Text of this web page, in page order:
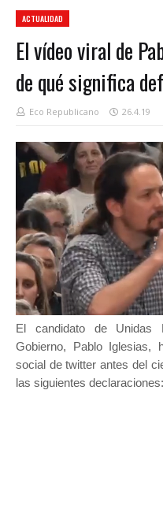
ACTUALIDAD
El vídeo viral de
de qué significa
Eco Republicano 26.4.19
El candidato de Unidas
Gobierno, Pablo
social de twitter antes del
las siguientes declaraciones: